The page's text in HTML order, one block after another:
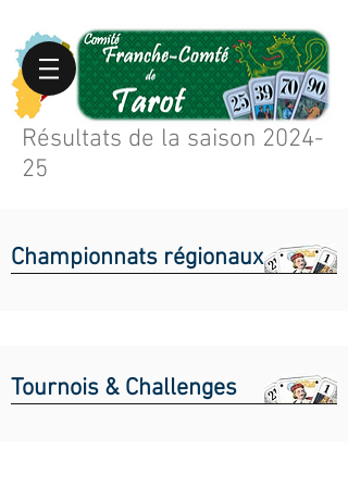
Résultats de la saison 2024-
25
Championnats régionaux
Tournois & Challenges